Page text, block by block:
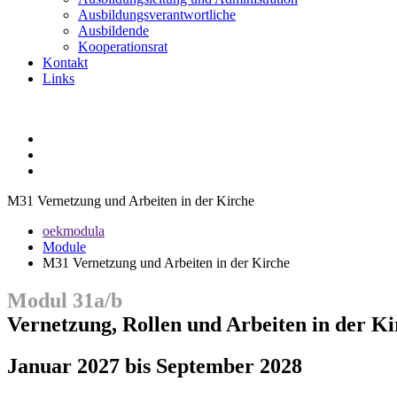
Ausbildungsverantwortliche
Ausbildende
Kooperationsrat
Kontakt
Links
M31 Vernetzung und Arbeiten in der Kirche
oekmodula
Module
M31 Vernetzung und Arbeiten in der Kirche
Modul 31a/b
Vernetzung, Rollen und Arbeiten in der
Januar 2027 bis September 2028